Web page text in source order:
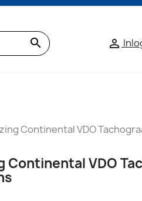
search 
Continental VDO
VDO